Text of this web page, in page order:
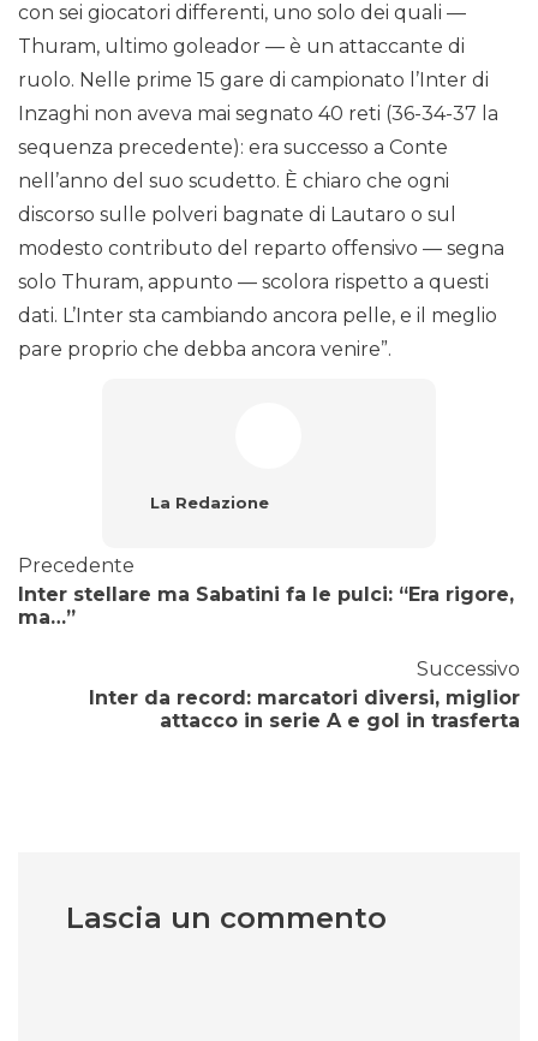
con sei giocatori differenti, uno solo dei quali —
Thuram, ultimo goleador — è un attaccante di
ruolo. Nelle prime 15 gare di campionato l’Inter di
Inzaghi non aveva mai segnato 40 reti (36-34-37 la
sequenza precedente): era successo a Conte
nell’anno del suo scudetto. È chiaro che ogni
discorso sulle polveri bagnate di Lautaro o sul
modesto contributo del reparto offensivo — segna
solo Thuram, appunto — scolora rispetto a questi
dati. L’Inter sta cambiando ancora pelle, e il meglio
pare proprio che debba ancora venire”.
La Redazione
Precedente
Inter stellare ma Sabatini fa le pulci: “Era rigore,
ma…”
Successivo
Inter da record: marcatori diversi, miglior
attacco in serie A e gol in trasferta
Lascia un commento